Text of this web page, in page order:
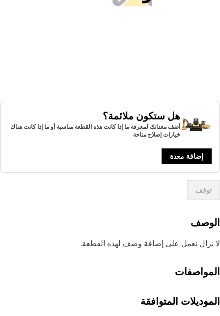
هل ستكون ملائمة؟
أضف معداتك لمعرفة ما إذا كانت هذه القطعة مناسبة أو ما إذا كانت هناك
خيارات إصلاح متاحة
إضافة معدة
توقف
نزال نعمل على إضافة وصف لهذه القطعة.
المتوافقة